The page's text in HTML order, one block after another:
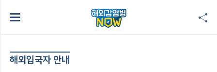
해외입국자 안내